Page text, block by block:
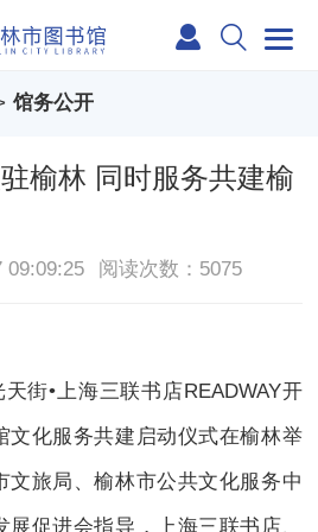
馆务公开
榆林 同时服务共建榆
09:09:25 阅读次数：5075
街•上海三联书店READWAY开
文化服务共建启动仪式在榆林举
文旅局、榆林市公共文化服务中
促进会指导，上海三联书店、